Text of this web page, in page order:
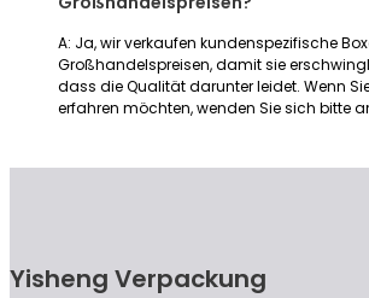
A: Ja, wir verkaufen kundenspezifische
Großhandelspreisen, damit sie
dass die Qualität darunter leidet. Wenn
erfahren möchten, wenden Sie sich bitte
Yisheng Verpackung